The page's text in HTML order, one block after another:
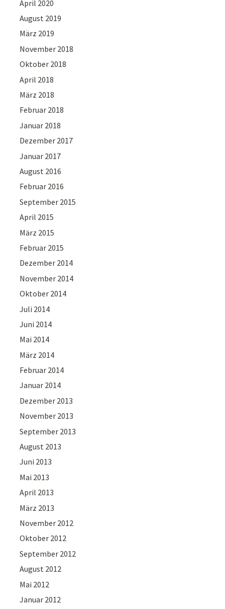
April 2020
August 2019
März 2019
November 2018
Oktober 2018
April 2018
März 2018
Februar 2018
Januar 2018
Dezember 2017
Januar 2017
August 2016
Februar 2016
September 2015
April 2015
März 2015
Februar 2015
Dezember 2014
November 2014
Oktober 2014
Juli 2014
Juni 2014
Mai 2014
März 2014
Februar 2014
Januar 2014
Dezember 2013
November 2013
September 2013
August 2013
Juni 2013
Mai 2013
April 2013
März 2013
November 2012
Oktober 2012
September 2012
August 2012
Mai 2012
Januar 2012